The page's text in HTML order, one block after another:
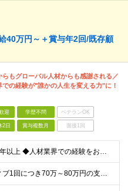
40万円～＋賞与年2回/既存顧
らもグローバル人材からも感謝される／
での経験が"誰かの人生を変える力"に！
迎 学歴不問 ベテランOK
2日 賞与複数月 面接1回
◆社会人経験3年以上 ◆人材業界での経験をお持ちの方（2年以上） ◆学歴不問 ＼こんな方をお待ちしています／ ・当社のビジョンに共感していただける方 ・多様性を良しとする感性をお持ちの方 ・トラブル
★インセンティブ1回につき70万～80万円の支給実績も！ ■月給40万円～45万円＋賞与（インセンティブ）年2回 ※給与は経験・スキルを考慮のうえ決定します。 ※上記には、固定残業代（月30時間分／